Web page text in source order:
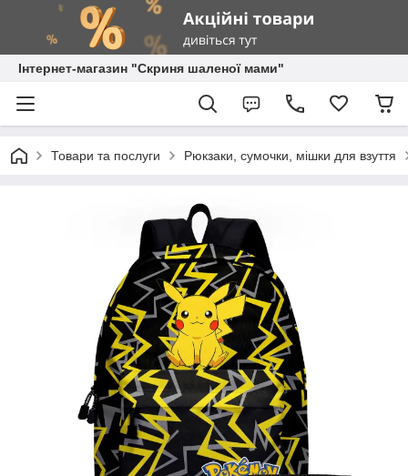
Інтернет-магазин "Скриня шаленої мами"
Товари та послуги Рюкзаки, сумочки, мішки для взуття